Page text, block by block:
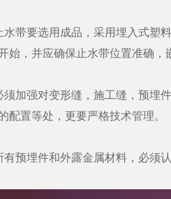
要选用成品，采用埋入式塑料
始，并应确保止水带位置准确，
强对变形缝，施工缝，预埋件
配置等处，更要严格技术管理。
埋件和外露金属材料，必须认